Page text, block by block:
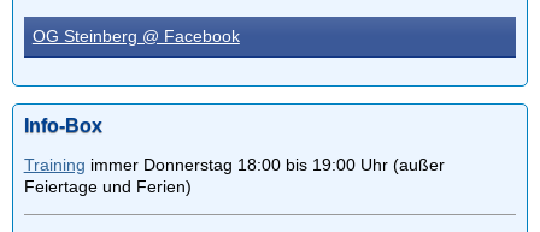
OG Steinberg @ Facebook
Info-Box
Training immer Donnerstag 18:00 bis 19:00 Uhr (außer
Feiertage und Ferien)